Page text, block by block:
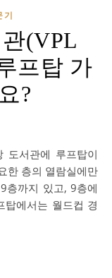
기
(VPL
프탑 가
?
한 층의 열람실에만
층까지 있고, 9층에
에서는 월드컵 경